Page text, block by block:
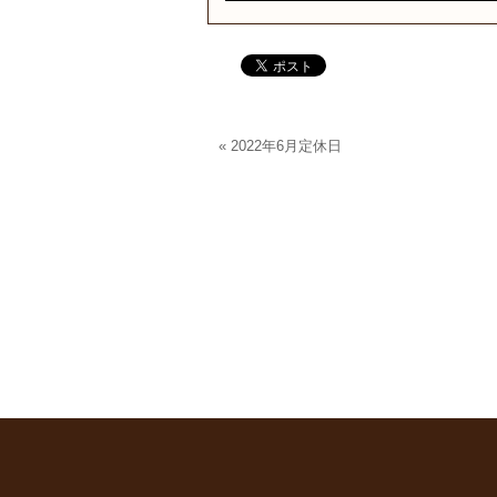
« 2022年6月定休日